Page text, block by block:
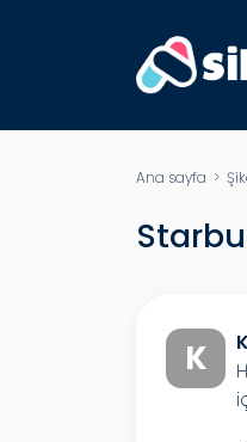
Ana sayfa >
K